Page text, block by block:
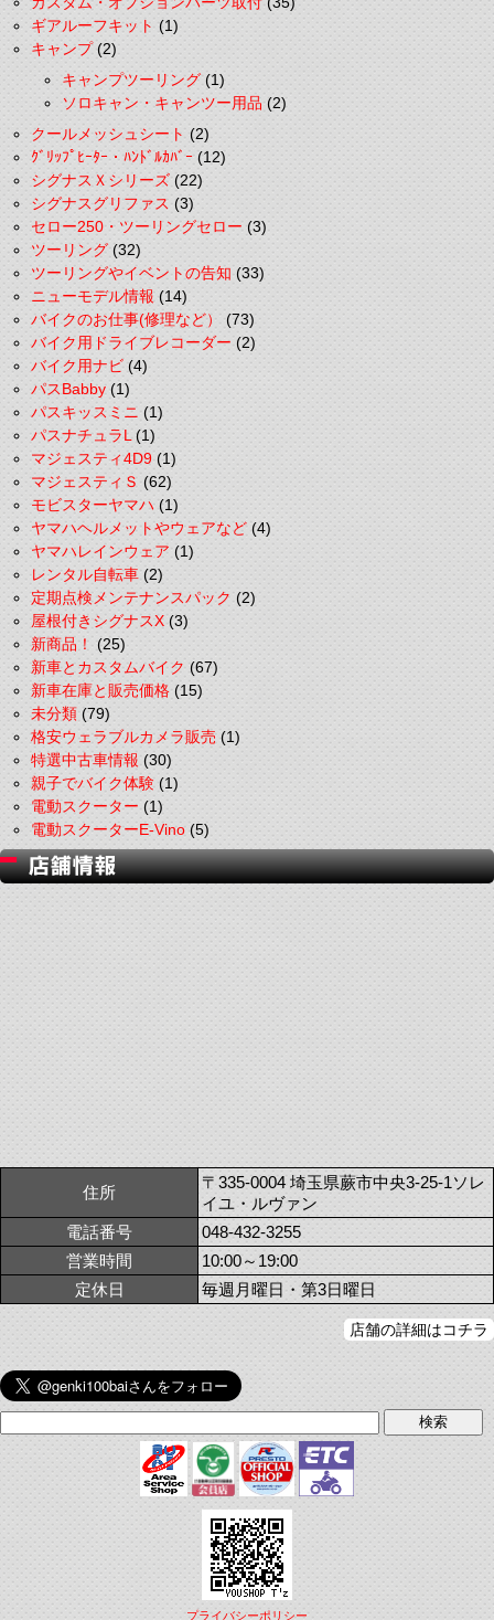
ギアルーフキット(1)
キャンプ(2)
キャンプツーリング(1)
ソロキャン・キャンツー用品(2)
クールメッシュシート(2)
ｸﾞﾘｯﾌﾟﾋｰﾀｰ・ﾊﾝﾄﾞﾙｶﾊﾞｰ(12)
シグナスＸシリーズ(22)
シグナスグリファス(3)
セロー250・ツーリングセロー(3)
ツーリング(32)
ツーリングやイベントの告知(33)
ニューモデル情報(14)
バイクのお仕事(修理など）(73)
バイク用ドライブレコーダー(2)
バイク用ナビ(4)
パスBabby(1)
パスキッスミニ(1)
パスナチュラL(1)
マジェスティ4D9(1)
マジェスティＳ(62)
モビスターヤマハ(1)
ヤマハヘルメットやウェアなど(4)
ヤマハレインウェア(1)
レンタル自転車(2)
定期点検メンテナンスパック(2)
屋根付きシグナスX(3)
新商品！(25)
新車とカスタムバイク(67)
新車在庫と販売価格(15)
未分類(79)
格安ウェラブルカメラ販売(1)
特選中古車情報(30)
親子でバイク体験(1)
電動スクーター(1)
電動スクーターE-Vino(5)
住所
〒335-0004 埼玉県蕨市中央3-25-1ソレ
イユ・ルヴァン
電話番号
048-432-3255
営業時間
10:00～19:00
定休日
毎週月曜日・第3日曜日
店舗の詳細はコチラ
プライバシーポリシー